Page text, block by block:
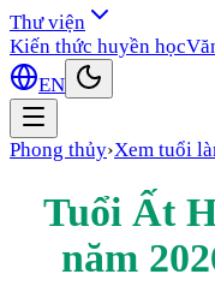
Thư viện
Kiến thức huyền học
EN
Phong thủy›Xem tuổi
Tuổi Ất
năm